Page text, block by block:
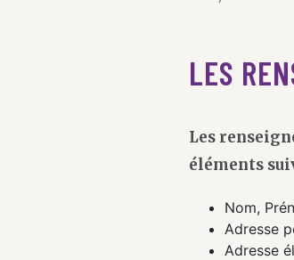
LES
Les
éléments
Nom,
Adresse
Adresse